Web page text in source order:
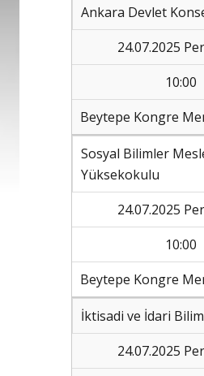
Ankara Devlet
24.07.2025
10:00
Beytepe Kongre
Sosyal Bilimler
Yüksekokulu
24.07.2025
10:00
Beytepe Kongre
İktisadi ve İdari
24.07.2025